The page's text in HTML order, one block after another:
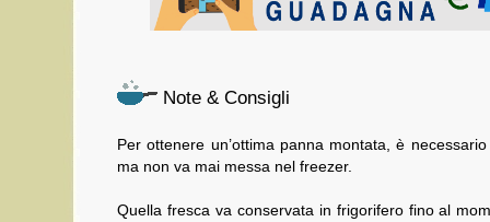
Note & Consigli
Per ottenere un’ottima panna montata, è
ma non va mai messa nel freezer.
Quella fresca va conservata in frigorifero fino al